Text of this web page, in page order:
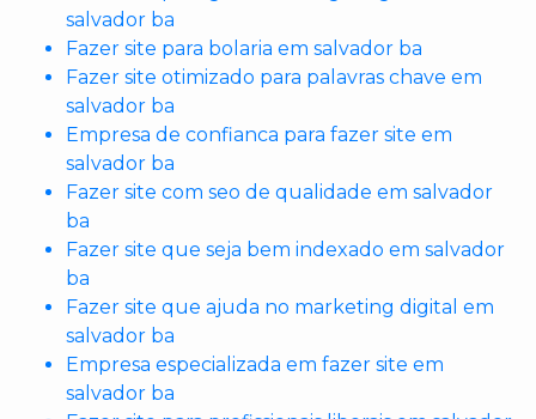
salvador ba
Fazer site para bolaria em salvador ba
Fazer site otimizado para palavras chave em
salvador ba
Empresa de confianca para fazer site em
salvador ba
Fazer site com seo de qualidade em salvador
ba
Fazer site que seja bem indexado em salvador
ba
Fazer site que ajuda no marketing digital em
salvador ba
Empresa especializada em fazer site em
salvador ba